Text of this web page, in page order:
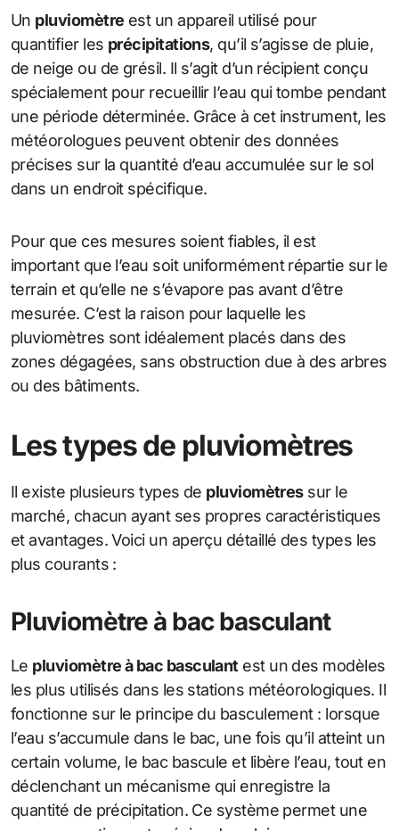
Un pluviomètre est un appareil utilisé pour
quantifier les précipitations, qu’il s’agisse de pluie,
de neige ou de grésil. Il s’agit d’un récipient conçu
spécialement pour recueillir l’eau qui tombe pendant
une période déterminée. Grâce à cet instrument, les
météorologues peuvent obtenir des données
précises sur la quantité d’eau accumulée sur le sol
dans un endroit spécifique.
Pour que ces mesures soient fiables, il est
important que l’eau soit uniformément répartie sur le
terrain et qu’elle ne s’évapore pas avant d’être
mesurée. C’est la raison pour laquelle les
pluviomètres sont idéalement placés dans des
zones dégagées, sans obstruction due à des arbres
ou des bâtiments.
Les types de pluviomètres
Il existe plusieurs types de pluviomètressur le
marché, chacun ayant ses propres caractéristiques
et avantages. Voici un aperçu détaillé des types les
plus courants :
Pluviomètre à bac basculant
Le pluviomètre à bac basculant est un des modèles
les plus utilisés dans les stations météorologiques. Il
fonctionne sur le principe du basculement : lorsque
l’eau s’accumule dans le bac, une fois qu’il atteint un
certain volume, le bac bascule et libère l’eau, tout en
déclenchant un mécanisme qui enregistre la
quantité de précipitation. Ce système permet une